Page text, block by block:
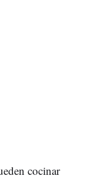
cocinar